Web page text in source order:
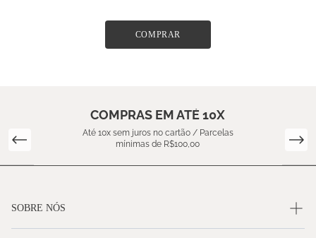
COMPRAR
COMPRAS EM ATÉ 10X
Até 10x sem juros no cartão / Parcelas
mínimas de R$100,00
SOBRE NÓS